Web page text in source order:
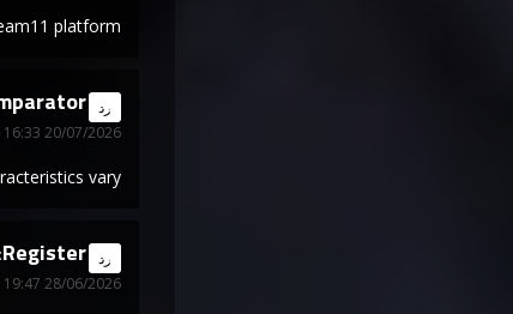
platform.
says:
20/07/2026 at 16:33
رد
vary.
Register
says:
28/06/2026 at 19:47
رد